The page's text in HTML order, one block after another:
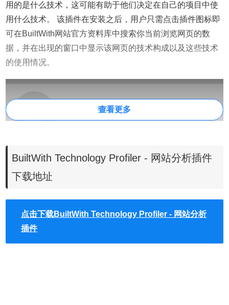
用的是什么技术，这可能有助于他们决定在自己的项目中使
用什么技术。 该插件在安装之后，用户只需点击插件图标即
可在BuiltWith网站官方资料库中搜索你当前浏览网页的数
据，并在出现的窗口中显示该网页的技术构成以及这些技术
的使用情况。
查看更多
BuiltWith Technology Profiler - 网站分析插件
下载地址
点击下载BuiltWith Technology Profiler - 网站分析
插件